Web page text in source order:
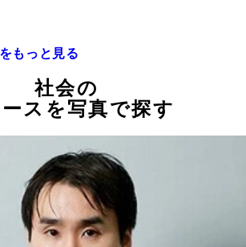
もっと見る
社会の
スを写真で探す